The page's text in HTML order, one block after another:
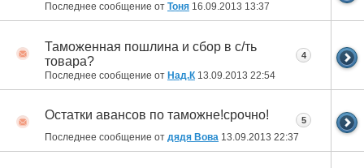
Последнее сообщение от Тоня 16.09.2013 13:37
Таможенная пошлина и сбор в с/ть
товара?
Последнее сообщение от Над.К 13.09.2013 22:54
4
Остатки авансов по таможне!срочно!
Последнее сообщение от дядя Вова 13.09.2013 22:37
5